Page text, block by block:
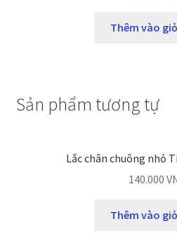
Thêm vào
Sản phẩm tương tự
Lắc chân chuông nhỏ
140.000
Thêm vào